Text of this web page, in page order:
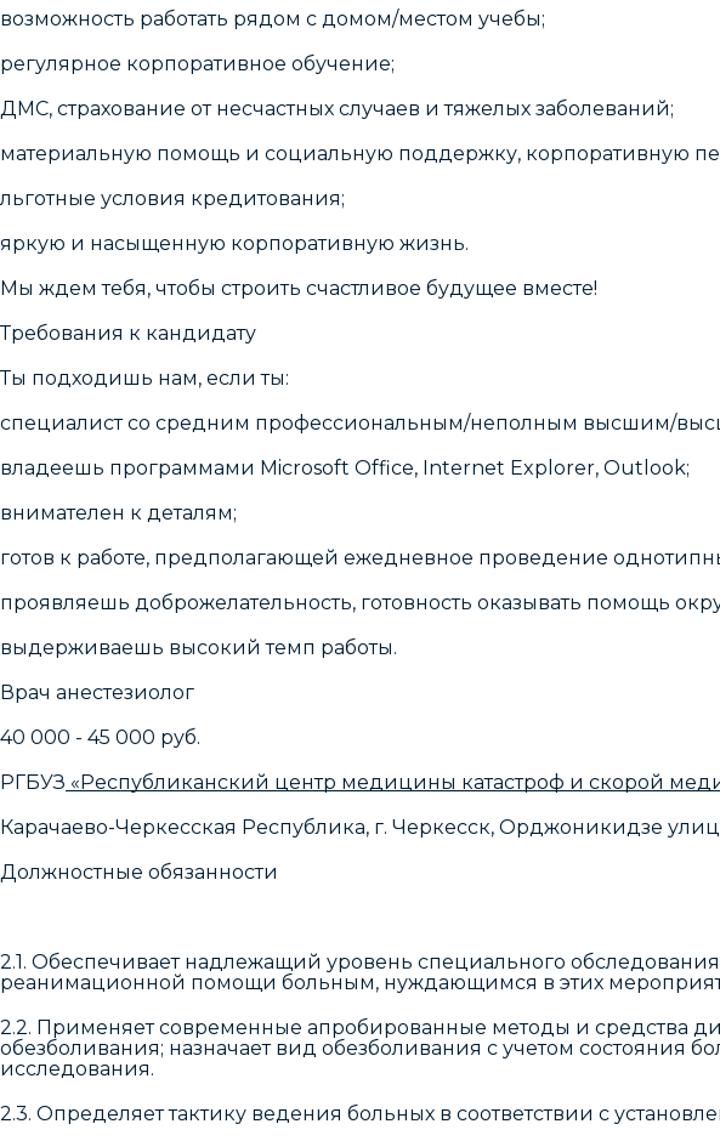
возможность работать рядом с домом/местом учебы;
регулярное корпоративное обучение;
ДМС, страхование от несчастных случаев и тяжелых заболеваний;
материальную помощь и социальную поддержку, корпоративную
льготные условия кредитования;
яркую и насыщенную корпоративную жизнь.
Мы ждем тебя, чтобы строить счастливое будущее вместе!
Требования к кандидату
Ты подходишь нам, если ты:
специалист со средним профессиональным/неполным высшим/
владеешь программами Microsoft Office, Internet Explorer, Outlook;
внимателен к деталям;
готов к работе, предполагающей ежедневное проведение
проявляешь доброжелательность, готовность оказывать помощь
выдерживаешь высокий темп работы.
Врач анестезиолог
40 000 - 45 000 руб.
РГБУЗ «Республиканский центр медицины катастроф и скорой
Карачаево-Черкесская Республика, г. Черкесск, Орджоникидзе
Должностные обязанности
2.1. Обеспечивает надлежащий уровень специального
реанимационной помощи больным, нуждающимся в этих
2.2. Применяет современные апробированные методы и средства
обезболивания; назначает вид обезболивания с учетом состояния
исследования.
2.3. Определяет тактику ведения больных в соответствии с